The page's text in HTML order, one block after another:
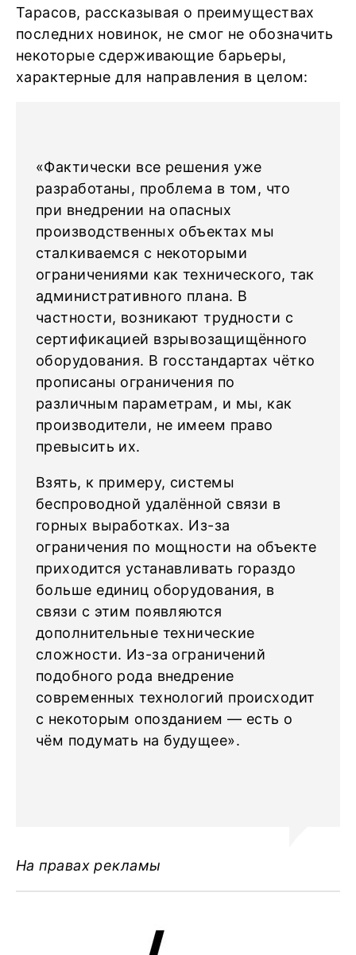
Тарасов, рассказывая о преимуществах
последних новинок, не смог не обозначить
некоторые сдерживающие барьеры,
характерные для направления в целом:
«Фактически все решения уже
разработаны, проблема в том, что
при внедрении на опасных
производственных объектах мы
сталкиваемся с некоторыми
ограничениями как технического, так
административного плана. В
частности, возникают трудности с
сертификацией взрывозащищённого
оборудования. В госстандартах чётко
прописаны ограничения по
различным параметрам, и мы, как
производители, не имеем право
превысить их.
Взять, к примеру, системы
беспроводной удалённой связи в
горных выработках. Из-за
ограничения по мощности на объекте
приходится устанавливать гораздо
больше единиц оборудования, в
связи с этим появляются
дополнительные технические
сложности. Из-за ограничений
подобного рода внедрение
современных технологий происходит
с некоторым опозданием — есть о
чём подумать на будущее».
На правах рекламы